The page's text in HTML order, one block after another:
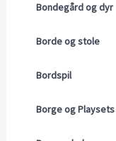
Bondegård og dyr
Borde og stole
Bordspil
Borge og Playsets